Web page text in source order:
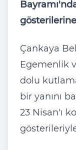
Çankaya
Egemenlik
dolu
bir yanını
23 Nisan'ı